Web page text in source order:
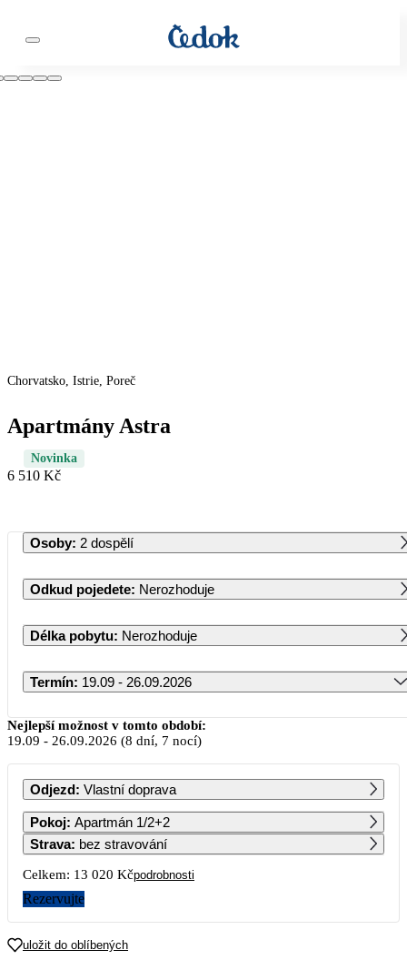
Chorvatsko, Istrie, Poreč
Apartmány Astra
Novinka
6 510 Kč
Osoby: 2 dospělí
Odkud pojedete: Nerozhoduje
Délka pobytu: Nerozhoduje
Termín: 19.09 - 26.09.2026
Září 2026
PO ÚT ST ČT PÁ SO NE
1 2 3 4 5 6
7 8 9 10 11 12 13
14
6 510 6 510
21 22
Nejlepší možnost v tomto období:
19.09 - 26.09.2026 (8 dní, 7 nocí)
Odjezd: Vlastní doprava
Pokoj: Apartmán 1/2+2
Strava: bez stravování
Celkem: 13 020 Kčpodrobnosti
Rezervujte
uložit do oblíbených